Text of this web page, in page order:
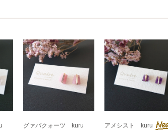
グァバクォーツ kuru アメシスト kuru